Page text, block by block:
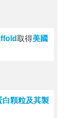
取得美國
白顆粒及其製